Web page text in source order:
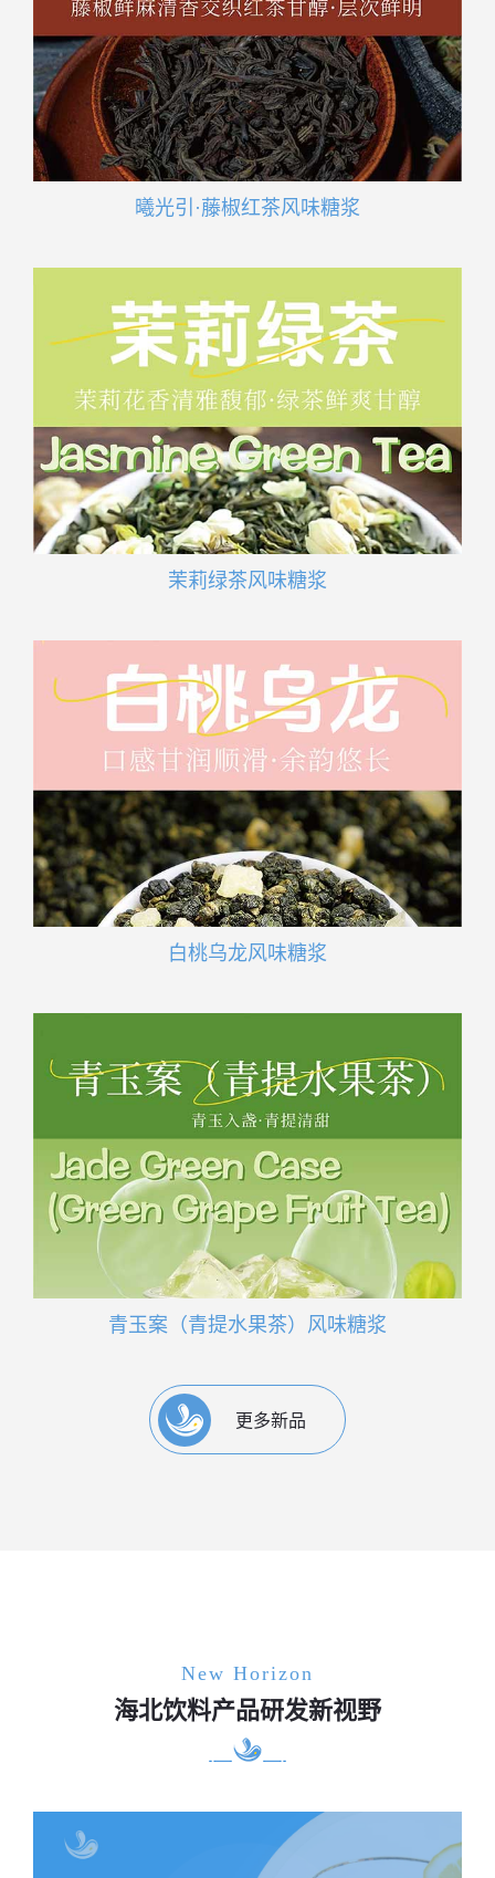
曦光引·藤椒红茶风味糖浆
茉莉绿茶风味糖浆
白桃乌龙风味糖浆
青玉案（青提水果茶）风味糖浆
更多新品
New Horizon
海北饮料产品研发新视野